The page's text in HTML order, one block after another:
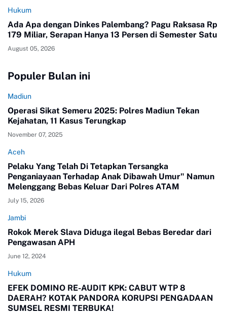
Hukum
Ada Apa dengan Dinkes Palembang? Pagu Raksasa Rp
179 Miliar, Serapan Hanya 13 Persen di Semester Satu
August 05, 2026
Populer Bulan ini
Madiun
Operasi Sikat Semeru 2025: Polres Madiun Tekan
Kejahatan, 11 Kasus Terungkap
November 07, 2025
Aceh
Pelaku Yang Telah Di Tetapkan Tersangka
Penganiayaan Terhadap Anak Dibawah Umur" Namun
Melenggang Bebas Keluar Dari Polres ATAM
July 15, 2026
Jambi
Rokok Merek Slava Diduga ilegal Bebas Beredar dari
Pengawasan APH
June 12, 2024
Hukum
EFEK DOMINO RE-AUDIT KPK: CABUT WTP 8
DAERAH? KOTAK PANDORA KORUPSI PENGADAAN
SUMSEL RESMI TERBUKA!